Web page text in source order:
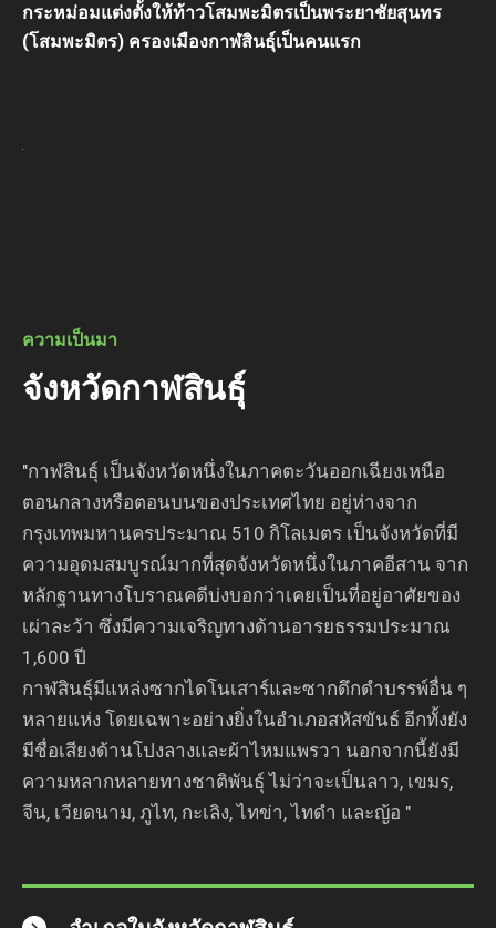
กระหม่อมแต่งตั้งให้ท้าวโสมพะมิตรเป็นพระยาชัยสุนทร
(โสมพะมิตร) ครองเมืองกาฬสินธุ์เป็นคนแรก
ความเป็นมา
จังหวัดกาฬสินธุ์
"กาฬสินธุ์ เป็นจังหวัดหนึ่งในภาคตะวันออกเฉียงเหนือ
ตอนกลางหรือตอนบนของประเทศไทย อยู่ห่างจาก
กรุงเทพมหานครประมาณ 510 กิโลเมตร เป็นจังหวัดที่มี
ความอุดมสมบูรณ์มากที่สุดจังหวัดหนึ่งในภาคอีสาน จาก
หลักฐานทางโบราณคดีบ่งบอกว่าเคยเป็นที่อยู่อาศัยของ
เผ่าละว้า ซึ่งมีความเจริญทางด้านอารยธรรมประมาณ
1,600 ปี
กาฬสินธุ์มีแหล่งซากไดโนเสาร์และซากดึกดำบรรพ์อื่น ๆ
หลายแห่ง โดยเฉพาะอย่างยิ่งในอำเภอสหัสขันธ์ อีกทั้งยัง
มีชื่อเสียงด้านโปงลางและผ้าไหมแพรวา นอกจากนี้ยังมี
ความหลากหลายทางชาติพันธุ์ ไม่ว่าจะเป็นลาว, เขมร,
จีน, เวียดนาม, ภูไท, กะเลิง, ไทข่า, ไทดำ และญ้อ "